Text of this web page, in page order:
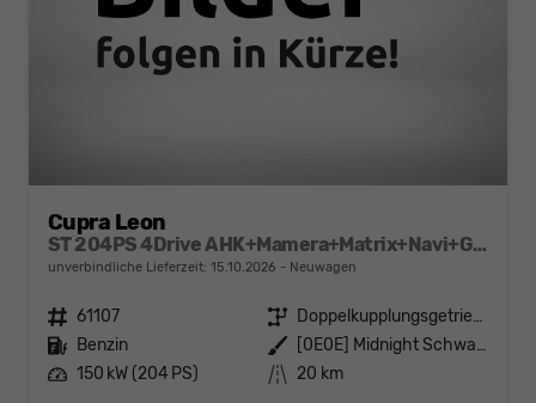
Cupra Leon
ST 204PS 4Drive AHK+Mamera+Matrix+Navi+GV4+Kessy+Parklenk+Alarm
unverbindliche Lieferzeit: 15.10.2026 Neuwagen
Fahrzeugnr. 61107 Getriebe
Doppelkupplungsgetriebe (DSG)
Kraftstoff Benzin Außenfarbe
[0E0E] Midnight Schwarz Metallic
Leistung 150 kW (204 PS) Kilometerstand 20 km